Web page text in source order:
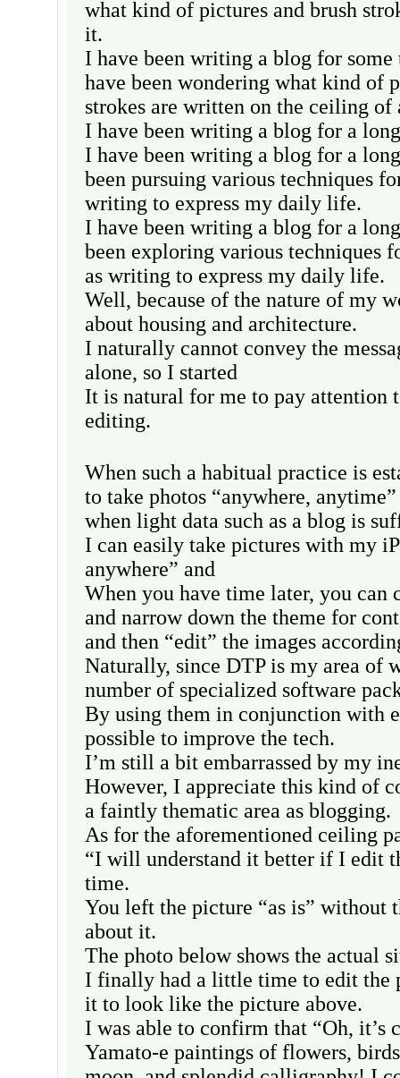
what kind of pictures and brush
it.
I have been writing a blog for
have been wondering what kind of
strokes are written on the ceiling of
I have been writing a blog for a
I have been writing a blog for a
been pursuing various techniques
writing to express my daily life.
I have been writing a blog for a
been exploring various techniques
as writing to express my daily life.
Well, because of the nature of my
about housing and architecture.
I naturally cannot convey the
alone, so I started
It is natural for me to pay attention
editing.
When such a habitual practice is
to take photos “anywhere,
when light data such as a blog is
I can easily take pictures with my
anywhere” and
When you have time later, you can
and narrow down the theme for
and then “edit” the images
Naturally, since DTP is my area of
number of specialized software
By using them in conjunction with
possible to improve the tech.
I’m still a bit embarrassed by my
However, I appreciate this kind of
a faintly thematic area as blogging.
As for the aforementioned ceiling
“I will understand it better if I edit
time.
You left the picture “as is” without
about it.
The photo below shows the actual
I finally had a little time to edit the
it to look like the picture above.
I was able to confirm that “Oh, it’s
Yamato-e paintings of flowers,